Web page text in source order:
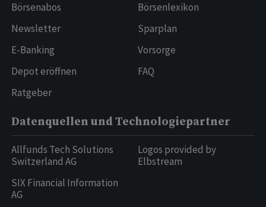
Börsenabos
Newsletter
E-Banking
Depot eröffnen
Ratgeber
Börsenlexikon
Sparplan
Vorsorge
FAQ
Datenquellen und Technologiepartner
Allfunds Tech Solutions
Switzerland AG
SIX Financial Information
AG
Logos provided by
Elbstream